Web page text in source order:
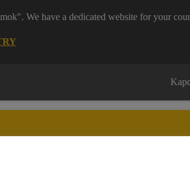
We have a dedicated website for your